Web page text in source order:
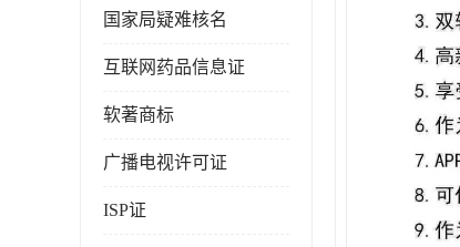
国家局疑难核名
互联网药品信息证
软著商标
广播电视许可证
ISP证